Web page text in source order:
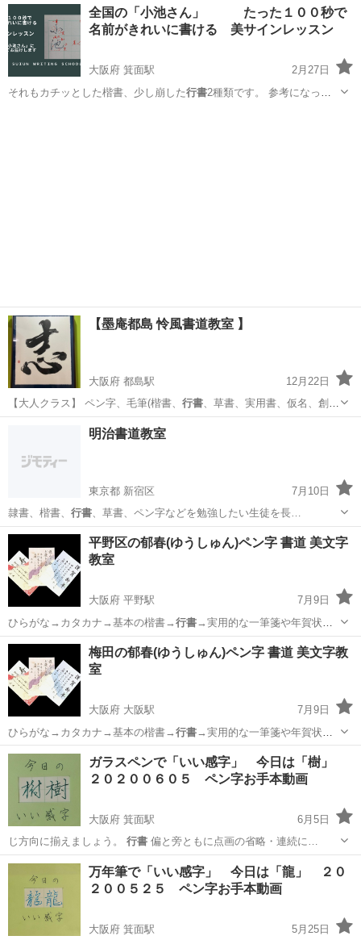
大阪 箕面市 箕面駅 ペン字
全国の「小池さん」 たった１００秒で
名前がきれいに書ける 美サインレッスン
大阪府 箕面駅
2月27日
それもカチッとした楷書、少し崩した行書2種類です。 参考になっ
【墨庵都島 怜風書道教室 】
大阪府 都島駅
12月22日
【大人クラス】 ペン字、毛筆(楷書、 行書、草書、実用書、仮名、創作
墨書)などか…大阪市 都島駅 日本文化
明治書道教室
東京都 新宿区
7月10日
隷書、楷書、 行書、草書、ペン字などを勉強したい生徒を長…
東京 新宿区 書道 隷書
平野区の郁春(ゆうしゅん)ペン字 書道 美文字
教室
大阪府 平野駅
7月9日
ひらがな→カタカナ→基本の楷書→行書→実用的な一筆箋や年賀状、
熨斗の表書き…
大阪 大阪市 平野駅 書道
梅田の郁春(ゆうしゅん)ペン字 書道 美文字教
室
大阪府 大阪駅
7月9日
ひらがな→カタカナ→基本の楷書→行書→実用的な一筆箋や年賀状、
熨斗の表書き…
大阪 大阪市 ペン字 文字
ガラスペンで「いい感字」 今日は「樹」
２０２００６０５ ペン字お手本動画
大阪府 箕面駅
6月5日
じ方向に揃えましょう。 行書 偏と旁ともに点画の省略・連続に…
大阪 箕面市 箕面駅 ペン字
万年筆で「いい感字」 今日は「龍」 ２０
２００５２５ ペン字お手本動画
大阪府 箕面駅
5月25日